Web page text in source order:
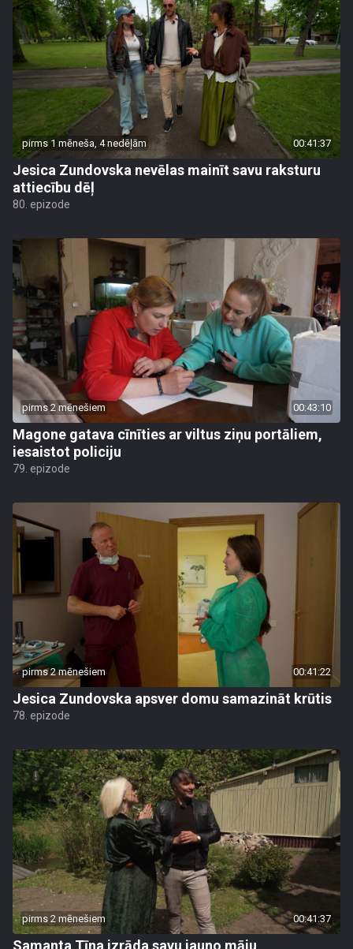
pirms 1 mēneša, 4 nedēļām 00:41:37
Jesica Zundovska nevēlas mainīt savu raksturu
attiecību dēļ
80. epizode
pirms 2 mēnešiem 00:43:10
Magone gatava cīnīties ar viltus ziņu portāliem,
iesaistot policiju
79. epizode
pirms 2 mēnešiem 00:41:22
Jesica Zundovska apsver domu samazināt krūtis
78. epizode
pirms 2 mēnešiem 00:41:37
Samanta Tīna izrāda savu jauno māju